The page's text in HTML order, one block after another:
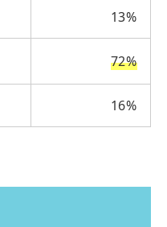
13%
72%
16%